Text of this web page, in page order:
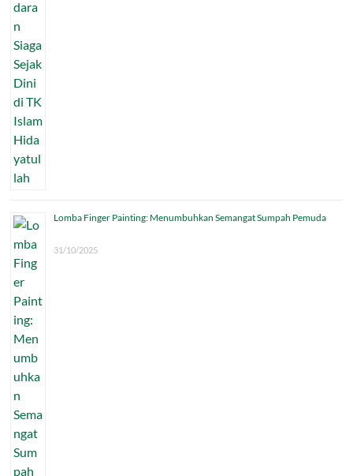
Lomba Finger Painting: Menumbuhkan Semangat Sumpah Pemuda
31/10/2025